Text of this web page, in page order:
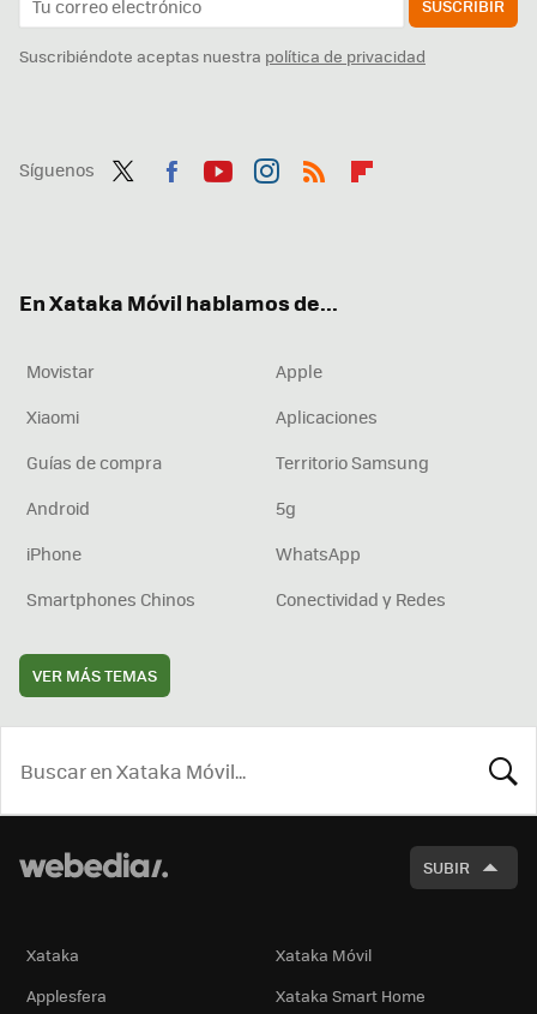
SUSCRIBIR
Suscribiéndote aceptas nuestra política de privacidad
Síguenos
En Xataka Móvil hablamos de...
Movistar
Apple
Xiaomi
Aplicaciones
Guías de compra
Territorio Samsung
Android
5g
iPhone
WhatsApp
Smartphones Chinos
Conectividad y Redes
VER MÁS TEMAS
SUBIR
Xataka
Xataka Móvil
Applesfera
Xataka Smart Home